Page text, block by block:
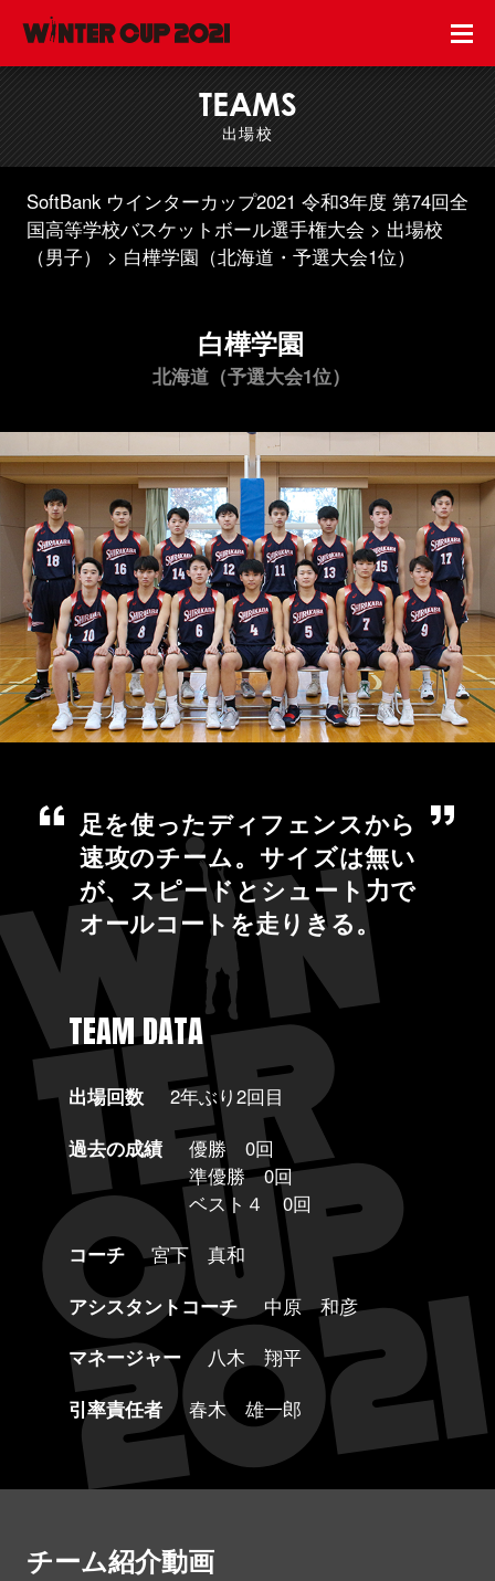
TEAMS
出場校
SoftBank ウインターカップ2021 令和3年度 第74回全
国高等学校バスケットボール選手権大会
出場校
（男子）
白樺学園（北海道・予選大会1位）
白樺学園
北海道（予選大会1位）
足を使ったディフェンスから
速攻のチーム。サイズは無い
が、スピードとシュート力で
オールコートを走りきる。
TEAM DATA
出場回数
2年ぶり2回目
過去の成績
優勝 0回
準優勝 0回
ベスト４ 0回
コーチ
宮下 真和
アシスタントコーチ
中原 和彦
マネージャー
八木 翔平
引率責任者
春木 雄一郎
チーム紹介動画